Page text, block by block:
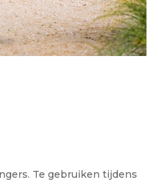
Te gebruiken tijdens